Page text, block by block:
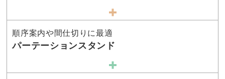
順序案内や間仕切りに最適
パーテーションスタンド